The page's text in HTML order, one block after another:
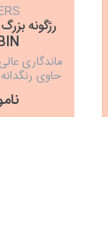
رژگونه
ماندگاری
حاوی
جلوه